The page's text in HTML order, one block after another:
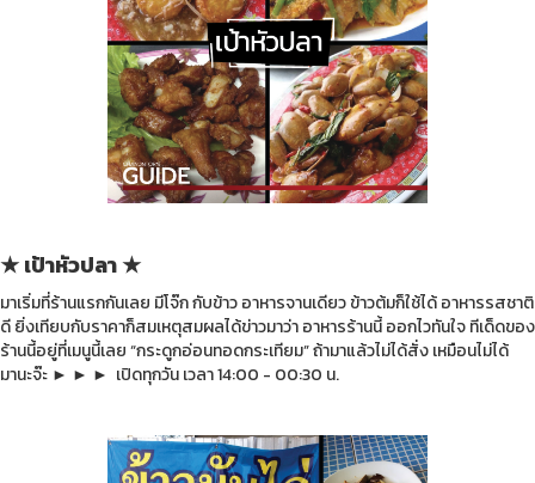
★ เป้าหัวปลา ★
มาเริ่มที่ร้านแรกกันเลย มีโจ๊ก กับข้าว อาหารจานเดียว ข้าวต้มก็ใช้ได้ อาหารรสชาติ
ดี ยิ่งเทียบกับราคาก็สมเหตุสมผลได้ข่าวมาว่า อาหารร้านนี้ ออกไวทันใจ ทีเด็ดของ
ร้านนี้อยู่ที่เมนูนี้เลย “กระดูกอ่อนทอดกระเทียม” ถ้ามาแล้วไม่ได้สั่ง เหมือนไม่ได้
มานะจ๊ะ ► ► ► เปิดทุกวัน เวลา 14:00 - 00:30 น.